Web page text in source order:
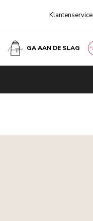
Klantenservice
GA AAN DE SLAG